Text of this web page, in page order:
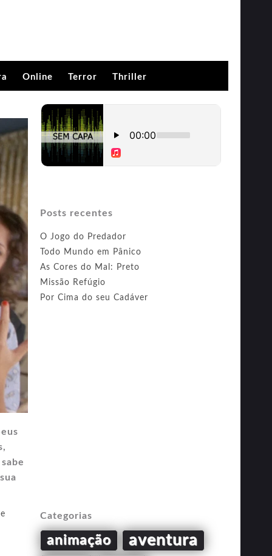
Online Terror Thriller
Posts recentes
O Jogo do Predador
Todo Mundo em Pânico
As Cores do Mal: Preto
Missão Refúgio
Por Cima do seu Cadáver
Categorias
animação aventura